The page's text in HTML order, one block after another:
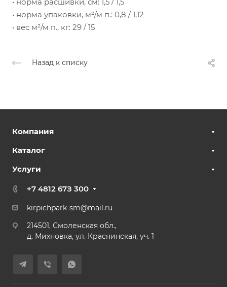
• норма расшивки, см: 1,5 / 1,5
• норма упаковки, м²/м п.: 0,8 / 1,12
• вес м²/м п., кг: 29 / 15
Назад к списку
Компания
Каталог
Услуги
+7 4812 67З 300
kirpichpark-sm@mail.ru
214501, Смоленская обл.,
д. Михновка, ул. Краснинская, уч. 1